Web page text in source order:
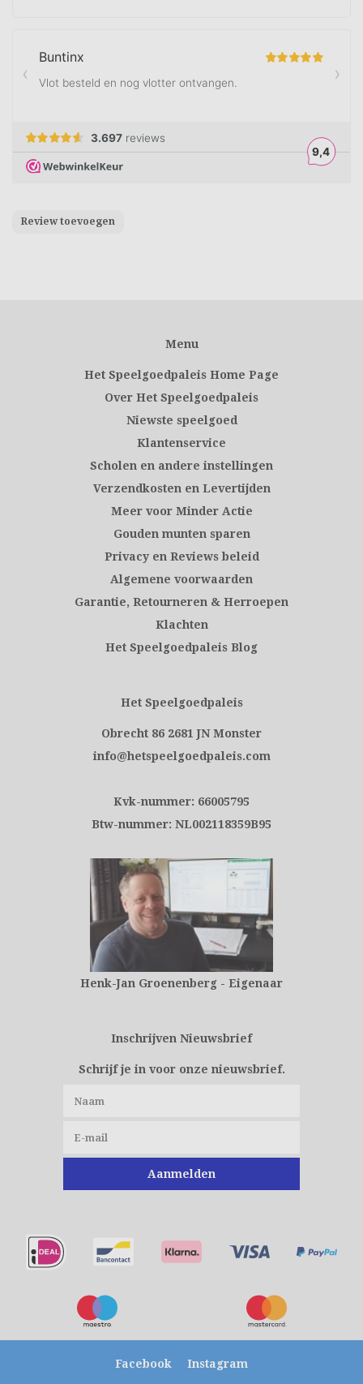
Review toevoegen
Menu
Het Speelgoedpaleis Home Page
Over Het Speelgoedpaleis
Niewste speelgoed
Klantenservice
Scholen en andere instellingen
Verzendkosten en Levertijden
Meer voor Minder Actie
Gouden munten sparen
Privacy en Reviews beleid
Algemene voorwaarden
Garantie, Retourneren & Herroepen
Klachten
Het Speelgoedpaleis Blog
Het Speelgoedpaleis
Obrecht 86 2681 JN Monster
info@hetspeelgoedpaleis.com
Kvk-nummer: 66005795
Btw-nummer: NL002118359B95
Henk-Jan Groenenberg - Eigenaar
Inschrijven Nieuwsbrief
Schrijf je in voor onze nieuwsbrief.
Aanmelden
Facebook Instagram